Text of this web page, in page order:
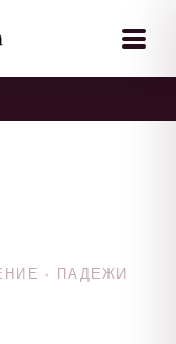
· ПАДЕЖИ